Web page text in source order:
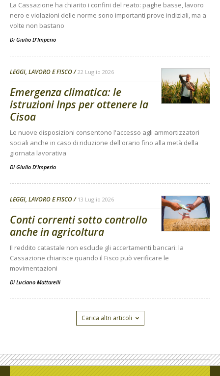
La Cassazione ha chiarito i confini del reato: paghe basse, lavoro
nero e violazioni delle norme sono importanti prove indiziali, ma a
volte non bastano
Di Giulio D'Imperio
LEGGI, LAVORO E FISCO 22 Luglio 2026
Emergenza climatica: le
istruzioni Inps per ottenere la
Cisoa
Le nuove disposizioni consentono l'accesso agli ammortizzatori
sociali anche in caso di riduzione dell'orario fino alla metà della
giornata lavorativa
Di Giulio D'Imperio
LEGGI, LAVORO E FISCO 13 Luglio 2026
Conti correnti sotto controllo
anche in agricoltura
Il reddito catastale non esclude gli accertamenti bancari: la
Cassazione chiarisce quando il Fisco può verificare le
movimentazioni
Di Luciano Mattarelli
Carica altri articoli